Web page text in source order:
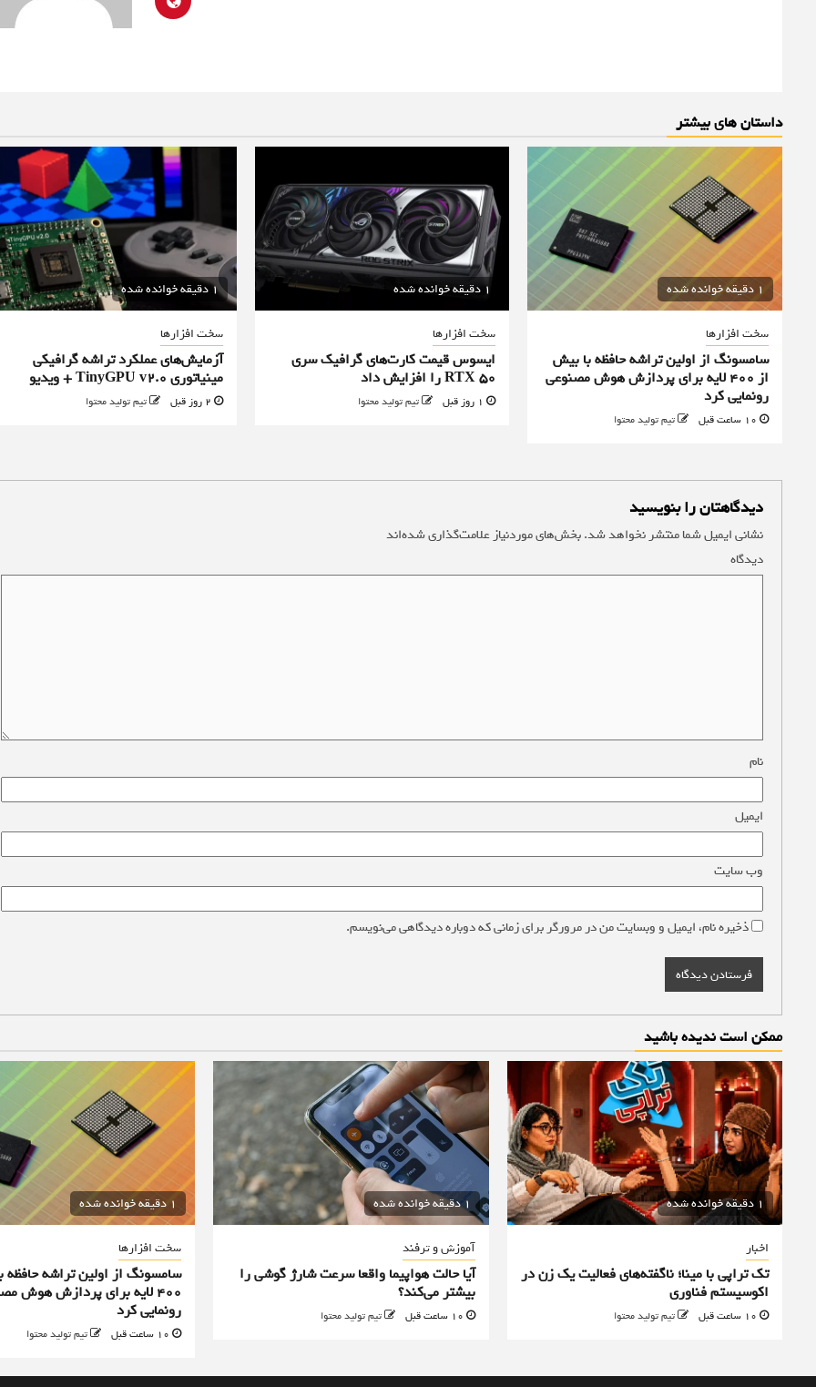
داستان های بیشتر
1 دقیقه خوانده شده
سخت افزارها
سامسونگ از اولین تراشه حافظه با بیش
از ۴۰۰ لایه برای پردازش هوش مصنوعی
رونمایی کرد
تیم تولید محتوا
1 دقیقه خوانده شده
سخت افزارها
ایسوس قیمت کارت‌های گرافیک سری
RTX 50 را افزایش داد
1 روز قبل تیم تولید محتوا
1 دقیقه خوانده شده
سخت افزارها
آزمایش‌های عملکرد تراشه گرافیکی
مینیاتوری TinyGPU v2.0 + ویدیو
تیم تولید محتوا
دیدگاهتان را بنویسید
نشانی ایمیل شما منتشر نخواهد شد.بخش‌های موردنیاز علامت‌گذاری شده‌اند
دیدگاه
نام
ایمیل
وب‌ سایت
ذخیره نام، ایمیل و وبسایت من در مرورگر برای زمانی که دوباره دیدگاهی می‌نویسم.
ممکن است ندیده باشید
1 دقیقه خوانده شده
اخبار
تک تراپی با مینا؛ ناگفته‌های فعالیت یک زن در
اکوسیستم فناوری
تیم تولید محتوا
1 دقیقه خوانده شده
آموزش و ترفند
آیا حالت هواپیما واقعا سرعت شارژ گوشی را
بیشتر می‌کند؟
تیم تولید محتوا
1 دقیقه خوانده شده
سخت افزارها
سامسونگ از اولین تراشه حافظه
۴۰۰ لایه برای پردازش هوش
رونمایی کرد
تیم تولید محتوا